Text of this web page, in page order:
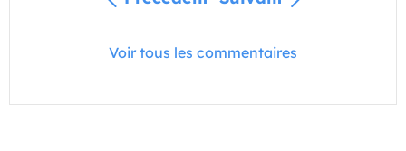
Voir tous les commentaires